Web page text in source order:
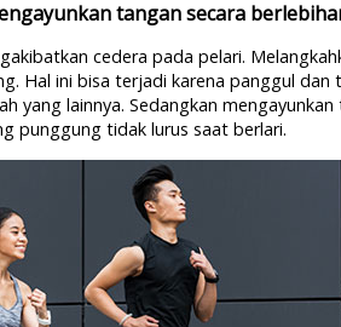
tangan secara
cedera pada pelari.
Hal ini bisa terjadi karena panggul dan
yang lainnya. Sedangkan mengayunkan
punggung tidak lurus saat berlari.